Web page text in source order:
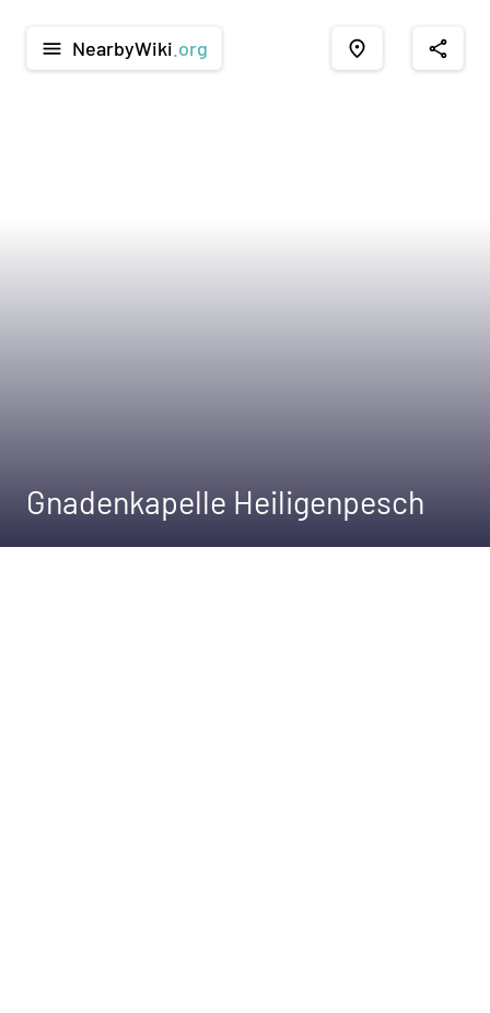
menu NearbyWiki .org place share
Gnadenkapelle Heiligenpesch